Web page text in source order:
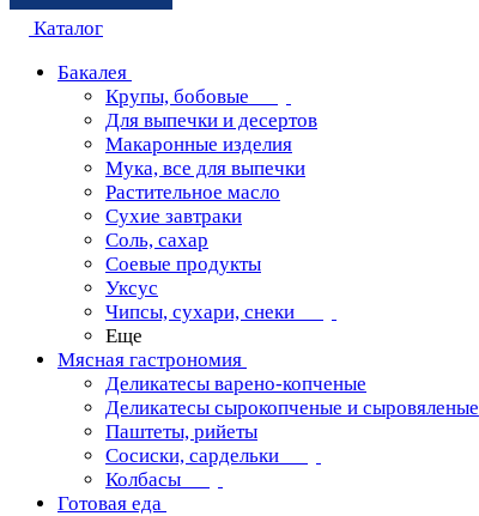
Каталог
Бакалея
Крупы, бобовые
Для выпечки и десертов
Макаронные изделия
Мука, все для выпечки
Растительное масло
Сухие завтраки
Соль, сахар
Соевые продукты
Уксус
Чипсы, сухари, снеки
Еще
Мясная гастрономия
Деликатесы варено-копченые
Деликатесы сырокопченые и сыровяленые
Паштеты, рийеты
Сосиски, сардельки
Колбасы
Готовая еда